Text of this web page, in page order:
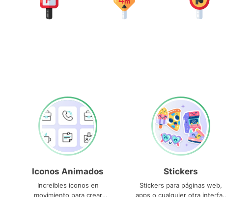
Iconos Animados
Increíbles iconos en
movimiento para crear
Stickers
Stickers para páginas web,
apps o cualquier otra interfaz